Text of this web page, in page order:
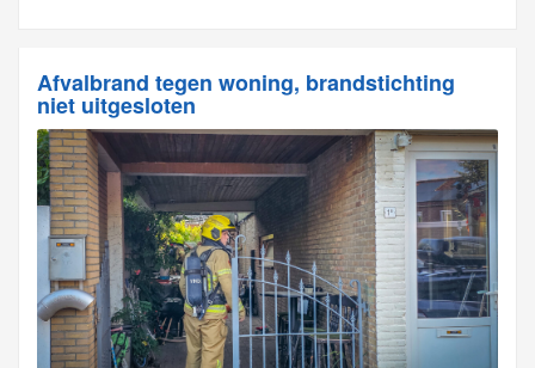
Afvalbrand tegen woning, brandstichting
niet uitgesloten